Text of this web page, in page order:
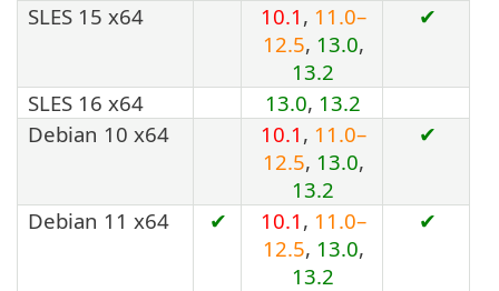
SLES 15 x64 10.1 , 11.0–
12.5, 13.0,
13.2
✔
SLES 16 x64 13.0, 13.2
Debian 10 x64
10.1 , 11.0–
12.5, 13.0,
13.2
✔
Debian 11 x64 ✔ 10.1 , 11.0–
12.5, 13.0,
13.2
✔